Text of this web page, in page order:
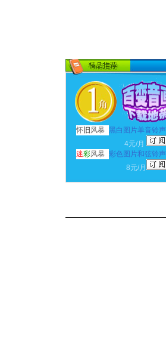
怀 旧 风暴
黑白图片单音铃声
4元/月
迷彩风暴 彩色图片和弦铃声
8元/月